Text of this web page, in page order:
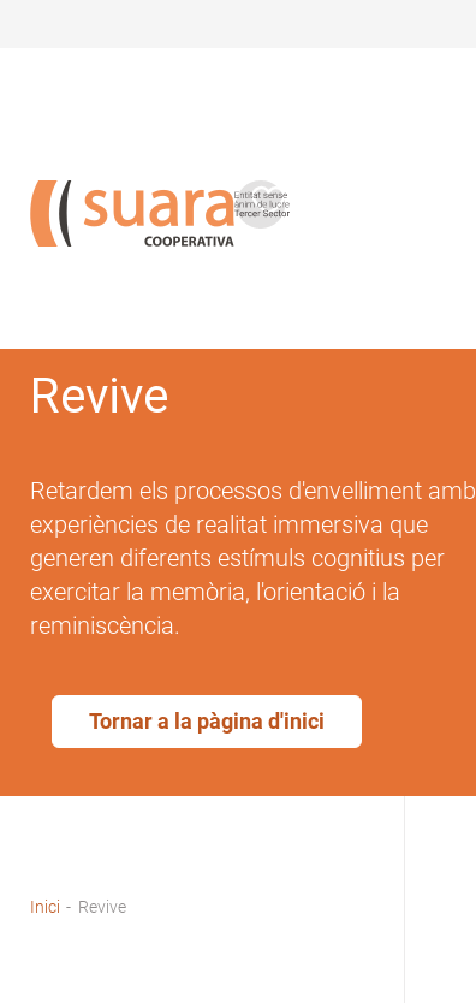
Revive
Retardem els processos d'envelliment amb
experiències de realitat immersiva que
generen diferents estímuls cognitius per
exercitar la memòria, l'orientació i la
reminiscència.
Tornar a la pàgina d'inici
Inici - Revive